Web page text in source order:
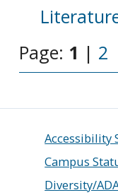
Page: 1 | 2
Accessibility
Campus
Diversity/